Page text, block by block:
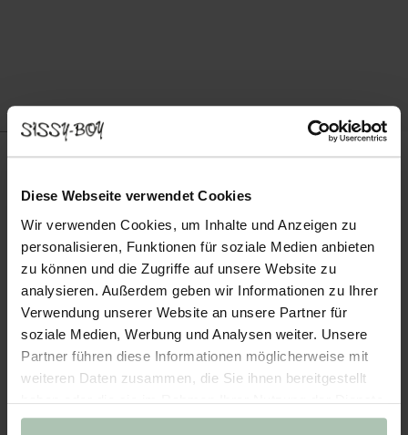
Diese Webseite verwendet Cookies
Wir verwenden Cookies, um Inhalte und Anzeigen zu
personalisieren, Funktionen für soziale Medien anbieten
zu können und die Zugriffe auf unsere Website zu
analysieren. Außerdem geben wir Informationen zu Ihrer
Verwendung unserer Website an unsere Partner für
soziale Medien, Werbung und Analysen weiter. Unsere
Partner führen diese Informationen möglicherweise mit
weiteren Daten zusammen, die Sie ihnen bereitgestellt
haben oder die sie im Rahmen Ihrer Nutzung der Dienste
gesammelt haben.
39.99
Wähle deine Größe
98-104 110-116 122-128 134-140 146-152